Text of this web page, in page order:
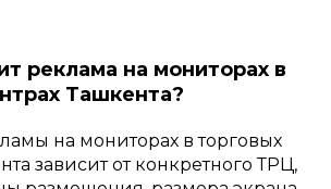
реклама на мониторах в
Ташкента?
на мониторах в торговых
зависит от конкретного ТРЦ,